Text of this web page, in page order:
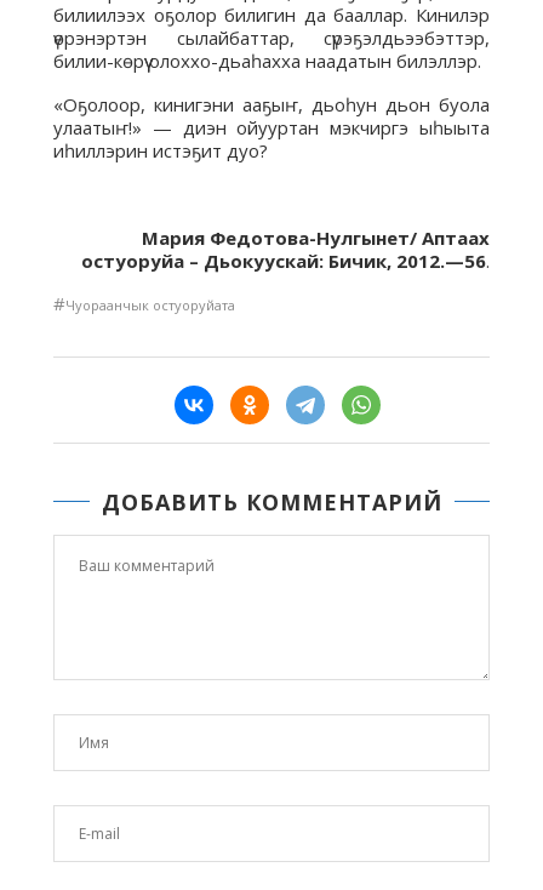
билиилээх оҕолор билигин да бааллар. Кинилэр
үөрэнэртэн сылайбаттар, сүрэҕэлдьээбэттэр,
билии-көрүү олоххо-дьаһахха наадатын билэллэр.
«Оҕолоор, кинигэни ааҕыҥ, дьоһун дьон буола
улаатыҥ!» — диэн ойууртан мэкчиргэ ыһыыта
иһиллэрин истэҕит дуо?
Мария Федотова-Нулгынет/ Аптаах
остуоруйа – Дьокуускай: Бичик, 2012.—56.
#Чуораанчык остуоруйата
ДОБАВИТЬ КОММЕНТАРИЙ